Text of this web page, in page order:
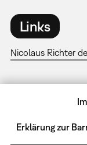
Links
Nicolaus Richter
Erklärung zur